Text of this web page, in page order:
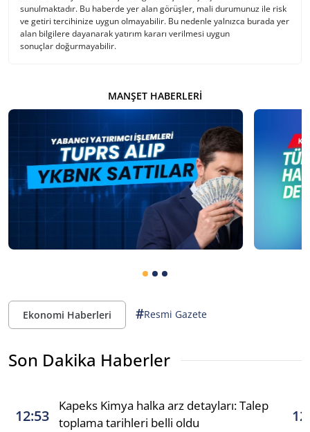
sunulmaktadır. Bu haberde yer alan görüşler, mali durumunuz ile risk
ve getiri tercihinize uygun olmayabilir. Bu nedenle yalnızca burada yer
alan bilgilere dayanarak yatırım kararı verilmesi uygun
sonuçlar doğurmayabilir.
MANŞET HABERLERI
Ekonomi Haberleri #Resmi Gazete
Son Dakika Haberler
12:53
Kapeks Kimya halka arz detayları: Talep
toplama tarihleri belli oldu